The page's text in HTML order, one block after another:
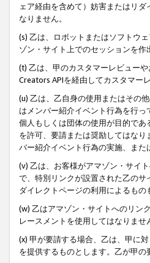
ェア経由を含めて）妨害またはリ
なりません。
(s) 乙は、ロボットまたはソフトウ
ゾン・サイト上でのセッションを作
(t) 乙は、甲のカスタマーレビュー
Creators APIを経由してカスタマー
(u) 乙は、乙自身の使用またはその
はメンバー紹介イベント行為を行
個人もしくは団体の使用が目的で
を許可、要請または奨励してはな
バー紹介イベント行為の実施、ま
(v) 乙は、お客様がアマゾン・サイ
で、特別リンクが設置された乙の
ダイレクトページの利用によるも
(w) 乙はアマゾン・サイトへのリン
レースメントを使用してはなりませ
(x) 甲が要請する場合、乙は、甲に
を提供するものとします。乙が甲